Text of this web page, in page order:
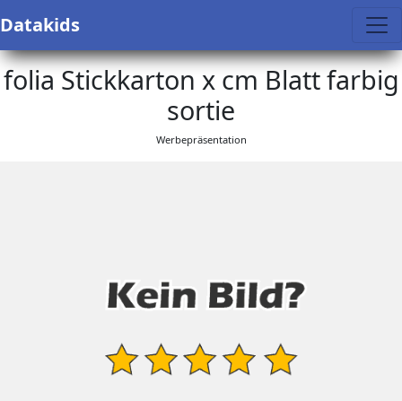
Datakids
folia Stickkarton x cm Blatt farbig
sortie
Werbepräsentation